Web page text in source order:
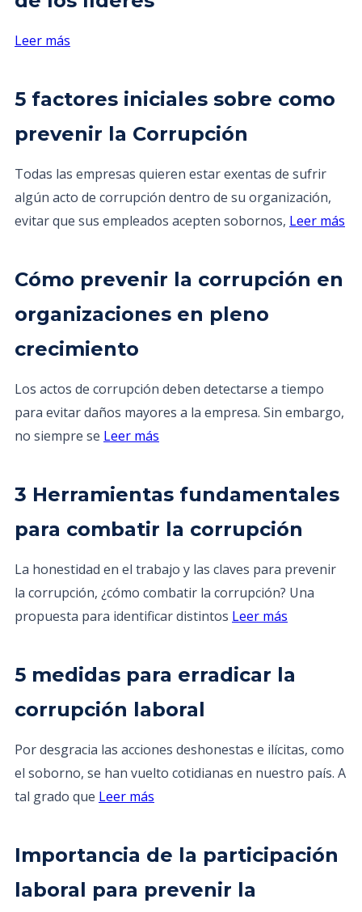
Leer más
5 factores iniciales sobre como
prevenir la Corrupción
Todas las empresas quieren estar exentas de sufrir
algún acto de corrupción dentro de su organización,
evitar que sus empleados acepten sobornos, Leer más
Cómo prevenir la corrupción en
organizaciones en pleno
crecimiento
Los actos de corrupción deben detectarse a tiempo
para evitar daños mayores a la empresa. Sin embargo,
no siempre se Leer más
3 Herramientas fundamentales
para combatir la corrupción
La honestidad en el trabajo y las claves para prevenir
la corrupción, ¿cómo combatir la corrupción? Una
propuesta para identificar distintos Leer más
5 medidas para erradicar la
corrupción laboral
Por desgracia las acciones deshonestas e ilícitas, como
el soborno, se han vuelto cotidianas en nuestro país. A
tal grado que Leer más
Importancia de la participación
laboral para prevenir la